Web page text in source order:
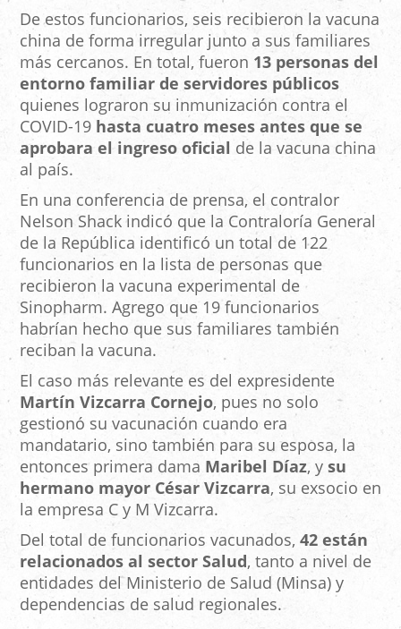
De estos funcionarios, seis recibieron la vacuna
china de forma irregular junto a sus familiares
más cercanos. En total, fueron 13 personas del
entorno familiar de servidores públicos
quienes lograron su inmunización contra el
COVID-19 hasta cuatro meses antes que se
aprobara el ingreso oficial de la vacuna china
al país.
En una conferencia de prensa, el contralor
Nelson Shack indicó que la Contraloría General
de la República identificó un total de 122
funcionarios en la lista de personas que
recibieron la vacuna experimental de
Sinopharm. Agrego que 19 funcionarios
habrían hecho que sus familiares también
reciban la vacuna.
El caso más relevante es del expresidente
Martín Vizcarra Cornejo, pues no solo
gestionó su vacunación cuando era
mandatario, sino también para su esposa, la
entonces primera dama Maribel Díaz, y su
hermano mayor César Vizcarra, su exsocio en
la empresa C y M Vizcarra.
Del total de funcionarios vacunados, 42 están
relacionados al sector Salud, tanto a nivel de
entidades del Ministerio de Salud (Minsa) y
dependencias de salud regionales.